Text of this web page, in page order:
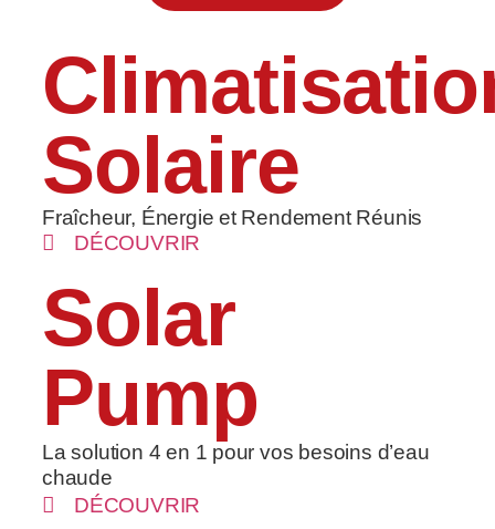
Solaire
Fraîcheur, Énergie et Rendement Réunis
DÉCOUVRIR
Solar
Pump
La solution 4 en 1 pour vos besoins d’eau
chaude
DÉCOUVRIR